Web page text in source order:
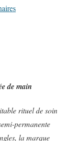
de main
rituel de soin
permanente
la marque